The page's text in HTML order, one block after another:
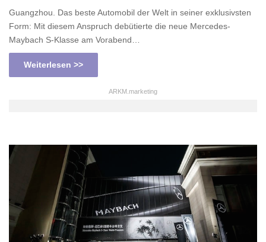
Guangzhou. Das beste Automobil der Welt in seiner exklusivsten
Form: Mit diesem Anspruch debütierte die neue Mercedes-
Maybach S-Klasse am Vorabend…
Weiterlesen >>
ARKM.marketing